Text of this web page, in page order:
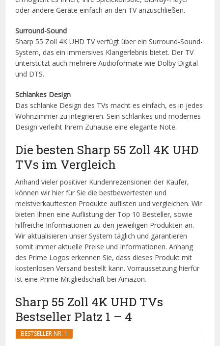
oder andere Geräte einfach an den TV anzuschließen.
Surround-Sound
Sharp 55 Zoll 4K UHD TV verfügt über ein Surround-Sound-
System, das ein immersives Klangerlebnis bietet. Der TV
unterstützt auch mehrere Audioformate wie Dolby Digital
und DTS.
Schlankes Design
Das schlanke Design des TVs macht es einfach, es in jedes
Wohnzimmer zu integrieren. Sein schlankes und modernes
Design verleiht Ihrem Zuhause eine elegante Note.
Die besten Sharp 55 Zoll 4K UHD
TVs im Vergleich
Anhand vieler positiver Kundenrezensionen der Käufer,
können wir hier für Sie die bestbewertesten und
meistverkauftesten Produkte auflisten und vergleichen. Wir
bieten Ihnen eine Auflistung der Top 10 Besteller, sowie
hilfreiche Informationen zu den jeweiligen Produkten an.
Wir aktualisieren unser System täglich und garantieren
somit immer aktuelle Preise und Informationen. Anhang
des Prime Logos erkennen Sie, dass dieses Produkt mit
kostenlosen Versand bestellt kann. Vorraussetzung hierfür
ist eine Prime Mitgliedschaft bei Amazon.
Sharp 55 Zoll 4K UHD TVs
Bestseller Platz 1 – 4
BESTSELLER NR. 1